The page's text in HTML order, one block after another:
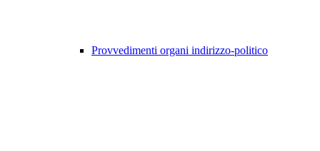
Provvedimenti organi indirizzo-politico